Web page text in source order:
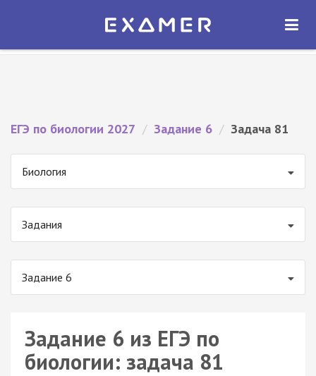
Экзамер — ЕГЭ 2027
ОТКРЫТЬ
ЕГЭ по биологии 2027 / Задание 6 / Задача 81
Биология
Задания
Задание 6
Задание 6 из ЕГЭ по
биологии: задача 81